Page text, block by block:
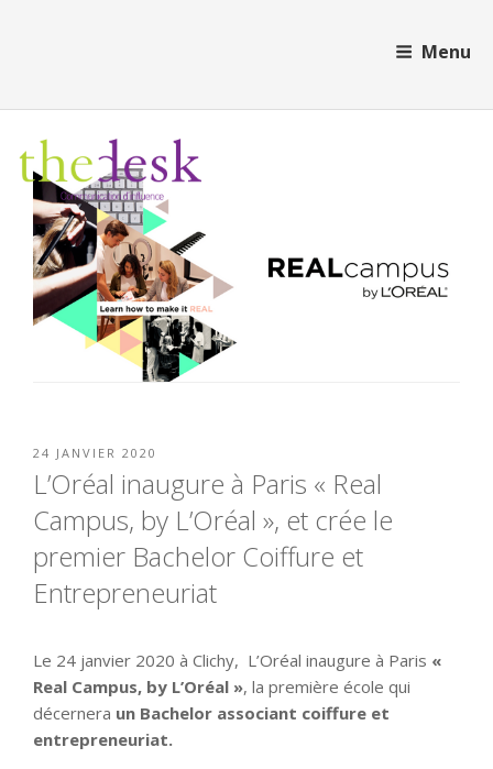
Menu
PUBLIÉ
LE
24 JANVIER 2020
L’Oréal inaugure à Paris « Real
Campus, by L’Oréal », et crée le
premier Bachelor Coiffure et
Entrepreneuriat
Le 24 janvier 2020 à Clichy, L’Oréal inaugure à Paris «
Real Campus, by L’Oréal », la première école qui
décernera un Bachelor associant coiffure et
entrepreneuriat.